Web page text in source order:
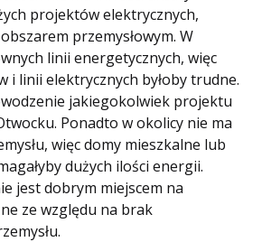
projektów elektrycznych,
przemysłowym. W
linii energetycznych, więc
i linii elektrycznych byłoby trudne.
jakiegokolwiek projektu
Ponadto w okolicy nie ma
więc domy mieszkalne lub
dużych ilości energii.
jest dobrym miejscem na
ze względu na brak